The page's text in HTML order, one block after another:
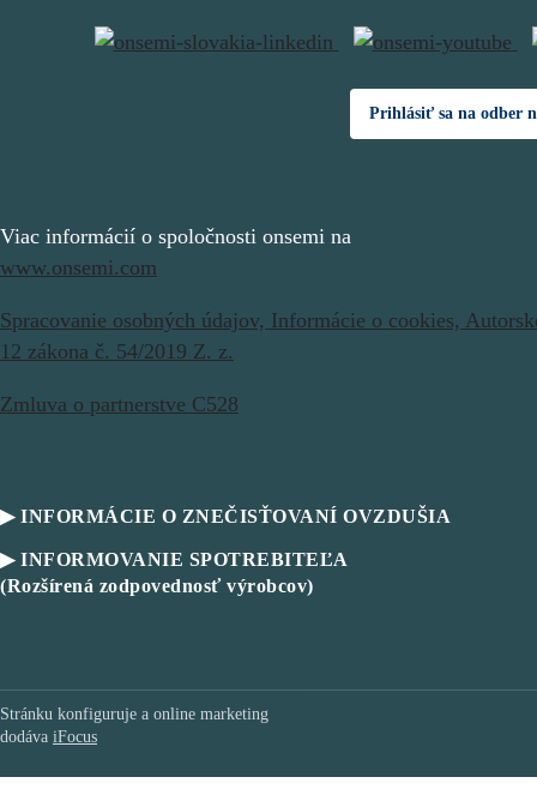
Prihlásiť sa na odber
Viac informácií o spoločnosti onsemi na
www.onsemi.com
Spracovanie osobných údajov, Informácie o cookies,
12 zákona č. 54/2019 Z. z.
Zmluva o partnerstve C528
▶ INFORMÁCIE O ZNEČISŤOVANÍ OVZDUŠIA
▶ INFORMOVANIE SPOTREBITEĽA
(Rozšírená zodpovednosť výrobcov)
Stránku konfiguruje a online marketing
dodáva iFocus